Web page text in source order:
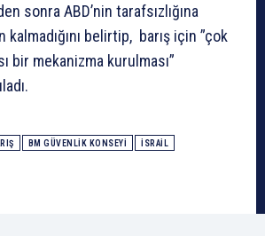
sonra ABD’nin tarafsızlığına
belirtip, barış için ”çok
bir mekanizma kurulması”
BM GÜVENLIK KONSEYI ISRAIL